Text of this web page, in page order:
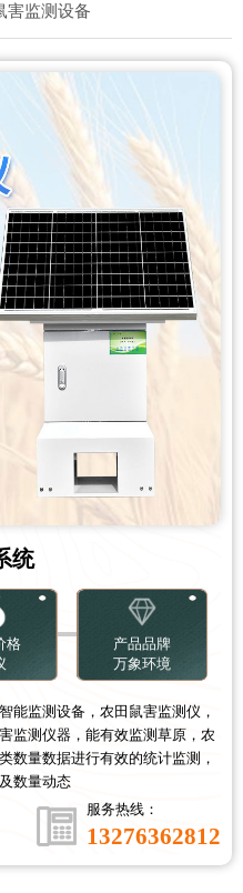
害监测设备
统
格
产品品牌
万象环境
能监测设备，农田鼠害监测仪，
监测仪器，能有效监测草原，农
数量数据进行有效的统计监测，
数量动态
服务热线：
13276362812